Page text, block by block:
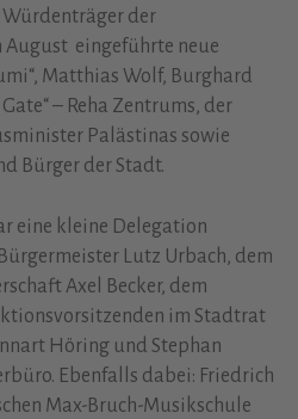
der
August eingeführte neue
Matthias Wolf, Burghard
– Reha Zentrums, der
Palästinas sowie
Bürger der Stadt.
eine kleine Delegation
Lutz Urbach, dem
Axel Becker, dem
im Stadtrat
Höring und Stephan
Ebenfalls dabei: Friedrich
Max-Bruch-Musikschule